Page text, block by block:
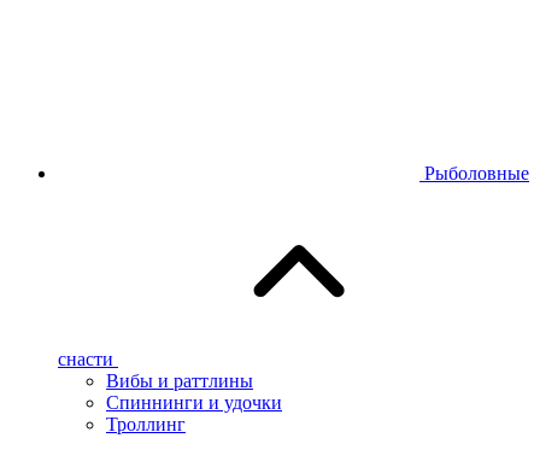
Рыболовные
снасти
Вибы и раттлины
Спиннинги и удочки
Троллинг